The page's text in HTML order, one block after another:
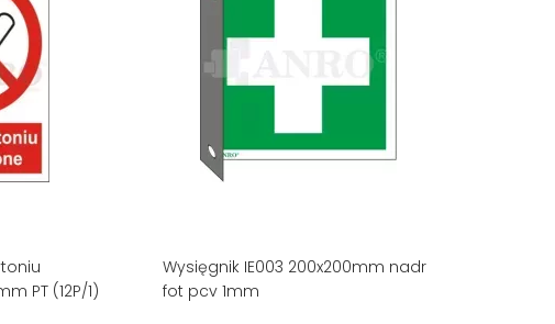
PT (12P/1)
Wysięgnik IE003 200x200mm nadr
fot pcv 1mm